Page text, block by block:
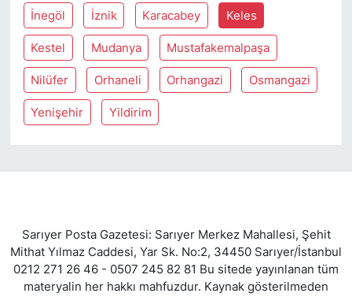
İnegöl İznik Karacabey Keles
Kestel Mudanya Mustafakemalpaşa
Nilüfer Orhaneli Orhangazi Osmangazi
Yenişehir Yildirim
Sarıyer Posta Gazetesi: Sarıyer Merkez Mahallesi, Şehit
Mithat Yılmaz Caddesi, Yar Sk. No:2, 34450 Sarıyer/İstanbul
0212 271 26 46 - 0507 245 82 81 Bu sitede yayınlanan tüm
materyalin her hakkı mahfuzdur. Kaynak gösterilmeden
TEKNOLOJİ
TÜRKİYE VE DÜNYA GÜNDEMİ
VİDEO GALERİ